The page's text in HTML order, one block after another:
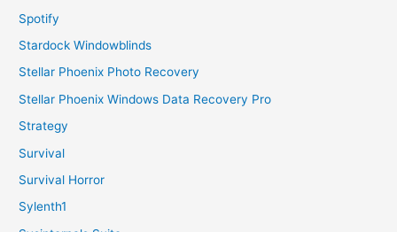
Spotify
Stardock Windowblinds
Stellar Phoenix Photo Recovery
Stellar Phoenix Windows Data Recovery Pro
Strategy
Survival
Survival Horror
Sylenth1